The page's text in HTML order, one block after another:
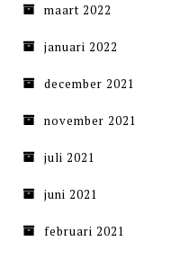
maart 2022
januari 2022
december 2021
november 2021
juli 2021
juni 2021
februari 2021